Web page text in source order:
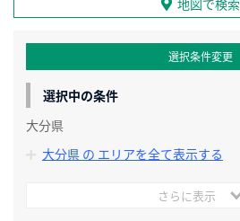
地図で検索
選択条件変更
選択中の条件
大分県
大分県 の エリアを全て表示する
さらに表示